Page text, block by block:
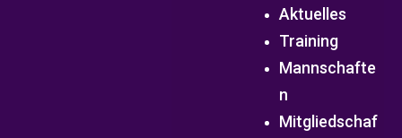
Aktuelles
Training
Mannschafte
n
Mitgliedschaf